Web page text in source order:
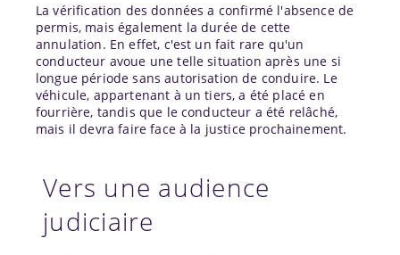
La vérification des données a confirmé l'absence de
permis, mais également la durée de cette
annulation. En effet, c'est un fait rare qu'un
conducteur avoue une telle situation après une si
longue période sans autorisation de conduire. Le
véhicule, appartenant à un tiers, a été placé en
fourrière, tandis que le conducteur a été relâché,
mais il devra faire face à la justice prochainement.
Vers une audience
judiciaire